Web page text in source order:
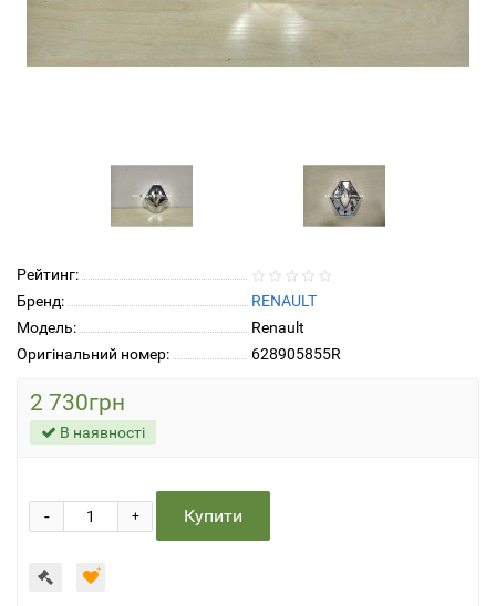
Рейтинг:
Бренд:
RENAULT
Модель:
Renault
Оригінальний номер:
628905855R
2 730грн
В наявності
+
- Купити